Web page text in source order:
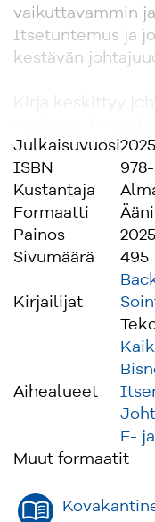
vaikuttavammin
Itsetuntemus ja
kestävän
luontaisista
johtajana.
sinua tekemään
vaikuttavat
ympäristöösi ja
vahvempaa,
johtajuutta, joka
- ja mikä
uudenlaista
Julkaisuvuosi2025
ISBN
Kustantaja
Formaatti
Painos
2025
Sivumäärä
495
Kirjailijat
Aihealueet
E-
Muut formaatit